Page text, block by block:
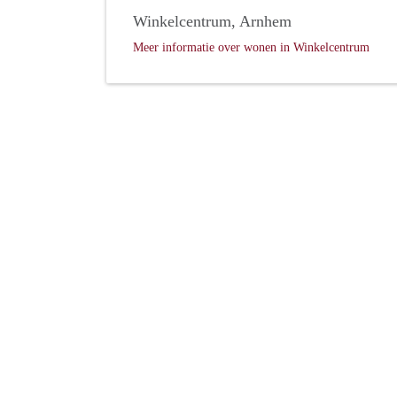
Winkelcentrum, Arnhem
Meer informatie over wonen in Winkelcentrum